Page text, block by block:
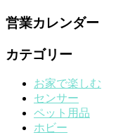
営業カレンダー
カテゴリー
お家で楽しむ
センサー
ペット用品
ホビー